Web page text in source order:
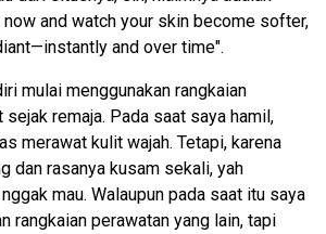
and watch your skin become softer,
and over time".
mulai menggunakan rangkaian
remaja. Pada saat saya hamil,
merawat kulit wajah. Tetapi, karena
dan rasanya kusam sekali, yah
mau. Walaupun pada saat itu saya
rangkaian perawatan yang lain, tapi